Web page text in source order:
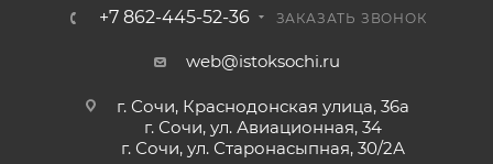
+7 862-445-52-36 ЗАКАЗАТЬ ЗВОНОК
web@istoksochi.ru
г. Сочи, Краснодонская улица, 36а
г. Сочи, ул. Авиационная, 34
г. Сочи, ул. Старонасыпная, 30/2А